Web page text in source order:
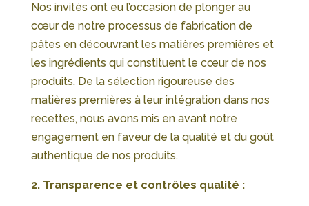
Nos invités ont eu l’occasion de plonger au
cœur de notre processus de fabrication de
pâtes en découvrant les matières premières et
les ingrédients qui constituent le cœur de nos
produits. De la sélection rigoureuse des
matières premières à leur intégration dans nos
recettes, nous avons mis en avant notre
engagement en faveur de la qualité et du goût
authentique de nos produits.
2. Transparence et contrôles qualité :